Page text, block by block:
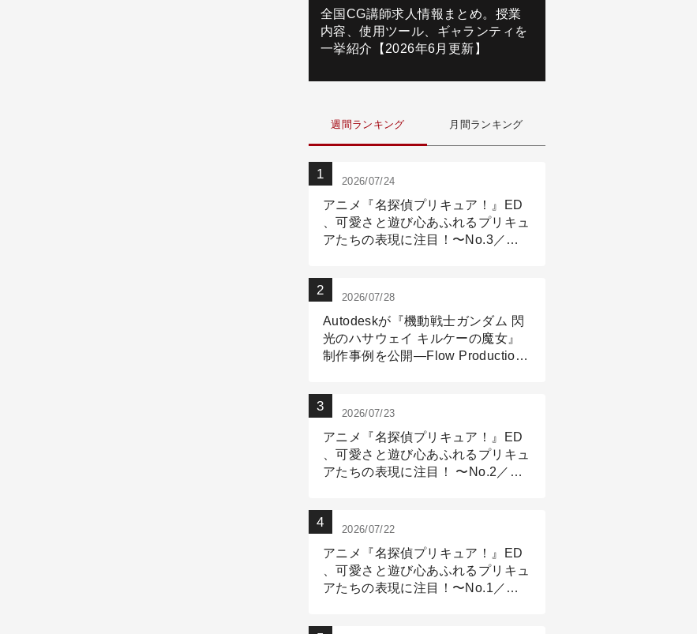
全国CG講師求人情報まとめ。授業
内容、使用ツール、ギャランティを
一挙紹介【2026年6月更新】
週間ランキング 月間ランキング
2026/07/24
アニメ『名探偵プリキュア！』ED
、可愛さと遊び心あふれるプリキュ
アたちの表現に注目！〜No.3／ア
2026/07/28
Autodeskが『機動戦士ガンダム 閃
光のハサウェイ キルケーの魔女』
制作事例を公開―Flow Production
2026/07/23
アニメ『名探偵プリキュア！』ED
、可愛さと遊び心あふれるプリキュ
アたちの表現に注目！ 〜No.2／モ
2026/07/22
アニメ『名探偵プリキュア！』ED
、可愛さと遊び心あふれるプリキュ
アたちの表現に注目！〜No.1／演